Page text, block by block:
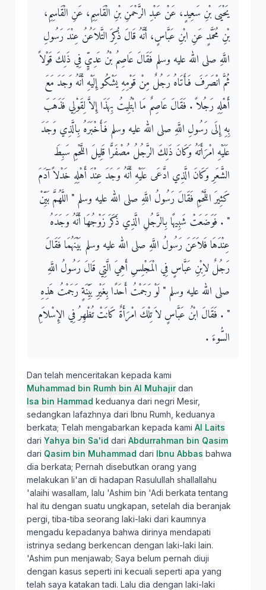
يَحْيَى بْنِ سَعِيدٍ، عَنْ عَبْدِ الرَّحْمَنِ بْنِ الْقَاسِمِ، عَنِ الْقَاسِمِ،
بْنِ مُحَمَّدٍ عَنِ ابْنِ عَبَّاسٍ، أَنَّهُ قَالَ ذُكِرَ التَّلاَعُنُ عِنْدَ رَسُولِ
اللَّهِ صلى الله عليه وسلم فَقَالَ عَاصِمُ بْنُ عَدِيٍّ فِي ذَلِكَ قَوْلاً
ثُمَّ انْصَرَفَ فَأَتَاهُ رَجُلٌ مِنْ قَوْمِهِ يَشْكُو إِلَيْهِ أَنَّهُ وَجَدَ مَعَ
أَهْلِهِ رَجُلاً ‏.‏ فَقَالَ عَاصِمٌ مَا ابْتُلِيتُ بِهَذَا إِلاَّ لِقَوْلِي فَذَهَبَ
بِهِ إِلَى رَسُولِ اللَّهِ صلى الله عليه وسلم فَأَخْبَرَهُ بِالَّذِي وَجَدَ
عَلَيْهِ امْرَأَتَهُ وَكَانَ ذَلِكَ الرَّجُلُ مُصْفَرًّا قَلِيلَ اللَّحْمِ سَبِطَ
الشَّعَرِ وَكَانَ الَّذِي ادَّعَى عَلَيْهِ أَنَّهُ وَجَدَ عِنْدَ أَهْلِهِ خَدْلاً آدَمَ
كَثِيرَ اللَّحْمِ فَقَالَ رَسُولُ اللَّهِ صلى الله عليه وسلم ‏"‏ اللَّهُمَّ بَيِّنْ
‏"‏ ‏.‏ فَوَضَعَتْ شَبِيهًا بِالرَّجُلِ الَّذِي ذَكَرَ زَوْجُهَا أَنَّهُ وَجَدَهُ
عِنْدَهَا فَلاَعَنَ رَسُولُ اللَّهِ صلى الله عليه وسلم بَيْنَهُمَا فَقَالَ
رَجُلٌ لاِبْنِ عَبَّاسٍ فِي الْمَجْلِسِ أَهِيَ الَّتِي قَالَ رَسُولُ اللَّهِ
صلى الله عليه وسلم ‏"‏ لَوْ رَجَمْتُ أَحَدًا بِغَيْرِ بَيِّنَةٍ رَجَمْتُ هَذِهِ
‏"‏ ‏.‏ فَقَالَ ابْنُ عَبَّاسٍ لاَ تِلْكَ امْرَأَةٌ كَانَتْ تُظْهِرُ فِي الإِسْلاَمِ
السُّوءَ ‏.‏
Dan telah menceritakan kepada kami
Muhammad bin Rumh bin Al Muhajirdan
Isa bin Hammad keduanya dari negri Mesir,
sedangkan lafazhnya dari Ibnu Rumh, keduanya
berkata; Telah mengabarkan kepada kami Al Laits
dari Yahya bin Sa'id dari Abdurrahman bin Qasim
dari Qasim bin Muhammad dari Ibnu Abbas bahwa
dia berkata; Pernah disebutkan orang yang
melakukan li'an di hadapan Rasulullah shallallahu
'alaihi wasallam, lalu 'Ashim bin 'Adi berkata tentang
hal itu dengan suatu ungkapan, setelah dia beranjak
pergi, tiba-tiba seorang laki-laki dari kaumnya
mengadu kepadanya bahwa dirinya mendapati
istrinya sedang berkencan dengan laki-laki lain.
'Ashim pun menjawab; Saya belum pernah diuji
dengan kasus seperti ini kecuali seperti apa yang
telah saya katakan tadi. Lalu dia dengan laki-laki